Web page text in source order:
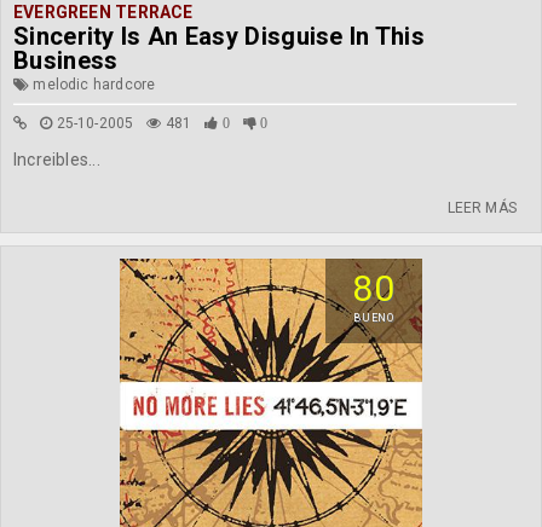
EVERGREEN TERRACE
Sincerity Is An Easy Disguise In This
Business
melodic hardcore
25-10-2005 481 0 0
Increibles...
LEER MÁS
80
BUENO